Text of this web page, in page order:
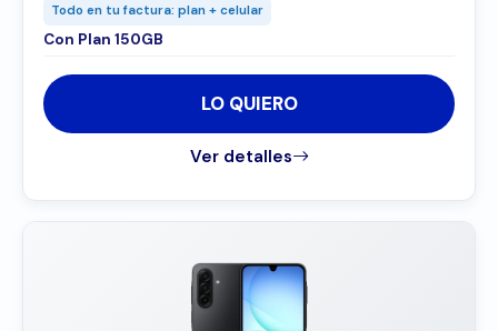
Todo en tu factura: plan + celular
Con Plan 150GB
LO QUIERO
Ver detalles